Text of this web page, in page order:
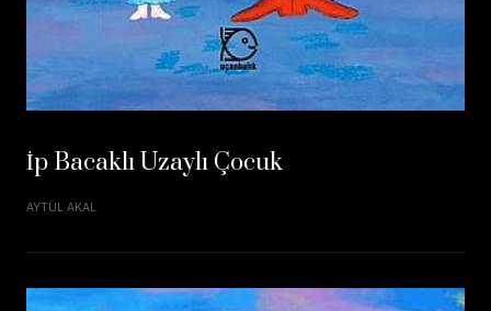
İp Bacaklı Uzaylı Çocuk
AYTÜL AKAL